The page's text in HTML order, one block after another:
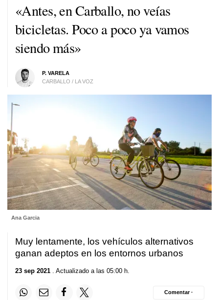
«Antes, en Carballo, no veías
bicicletas. Poco a poco ya vamos
siendo más»
P. VARELA
CARBALLO / LA VOZ
Ana Garcia
Muy lentamente, los vehículos alternativos
ganan adeptos en los entornos urbanos
23 sep 2021 . Actualizado a las 05:00 h.
Comentar ·